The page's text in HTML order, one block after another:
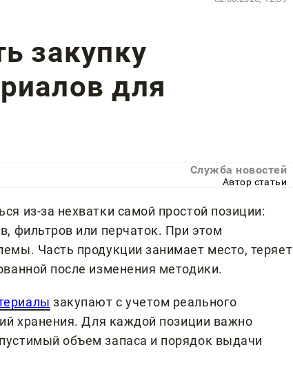
закупку
для
Служба новостей
Автор статьи
из-за нехватки самой простой позиции:
фильтров или перчаток. При этом
Часть продукции занимает место, теряет
после изменения методики.
закупают с учетом реального
хранения. Для каждой позиции важно
объем запаса и порядок выдачи